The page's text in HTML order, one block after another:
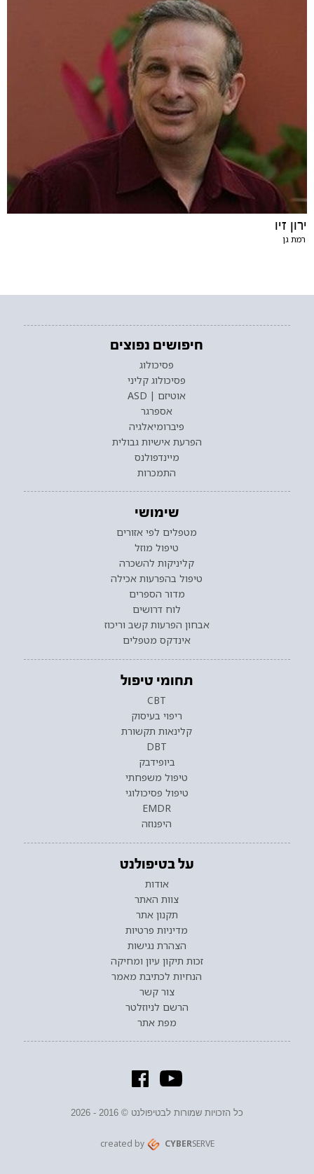
ירון זיו
רמת גן
חיפושים נפוצים
פסיכולוג
פסיכולוג קליני
אוטיזם | ASD
אספרגר
פיברומיאלגיה
הפרעת אישיות גבולית
מיינדפולנס
התמכרות
שימושי
מטפלים לפי אזורים
טיפול מוזל
קליניקות להשכרה
טיפול בהפרעות אכילה
מדור הספרים
לוח דרושים
אבחון הפרעות קשב וריכוז
אינדקס מטפלים
תחומי טיפול
CBT
ריפוי בעיסוק
קלינאות תקשורת
DBT
ביופידבק
טיפול משפחתי
טיפול פסיכולוגי
EMDR
היפנוזה
על בטיפולנט
אודות
צוות האתר
תקנון אתר
מדיניות פרטיות
הצהרת נגישות
זכות תיקון עיון ומחיקה
הנחיות לכתיבת מאמר
צור קשר
הרשם לניוזלטר
מפת אתר
כל הזכויות שמורות לבטיפולנט © 2016 - 2026
created by CYBERSERVE